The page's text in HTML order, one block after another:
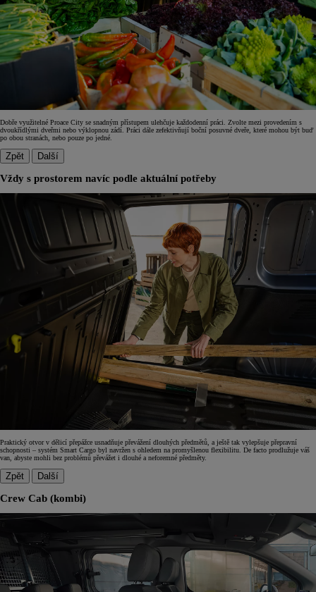
Dobře využitelné Proace City se snadným přístupem ulehčuje každodenní práci. Zvolte mezi provedením s
dvoukřídlými dveřmi nebo výklopnou zádí. Práci dále zefektivňují boční posuvné dveře, které mohou být buď
po obou stranách, nebo pouze po jedné.
Zpět Další
Vždy s prostorem navíc podle aktuální potřeby
Praktický otvor v dělicí přepážce usnadňuje převážení dlouhých předmětů, a ještě tak vylepšuje přepravní
schopnosti – systém Smart Cargo byl navržen s ohledem na promyšlenou flexibilitu. De facto prodlužuje váš
van, abyste mohli bez problémů převážet i dlouhé a neforemné předměty.
Zpět Další
Crew Cab (kombi)